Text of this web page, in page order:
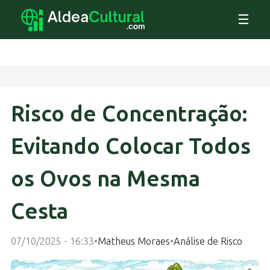
☰
Risco de Concentração:
Evitando Colocar Todos
os Ovos na Mesma
Cesta
07/10/2025 - 16:33•Matheus Moraes•Análise de Risco